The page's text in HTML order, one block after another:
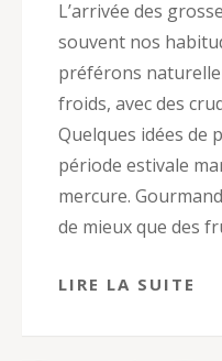
L’arrivée des
souvent nos
préférons
froids, avec des
Quelques idées de
période estivale
mercure.
de mieux que des
LIRE LA SUITE